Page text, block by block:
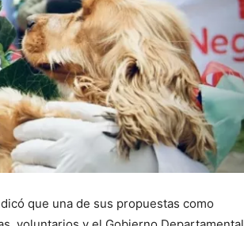
que una de sus propuestas como